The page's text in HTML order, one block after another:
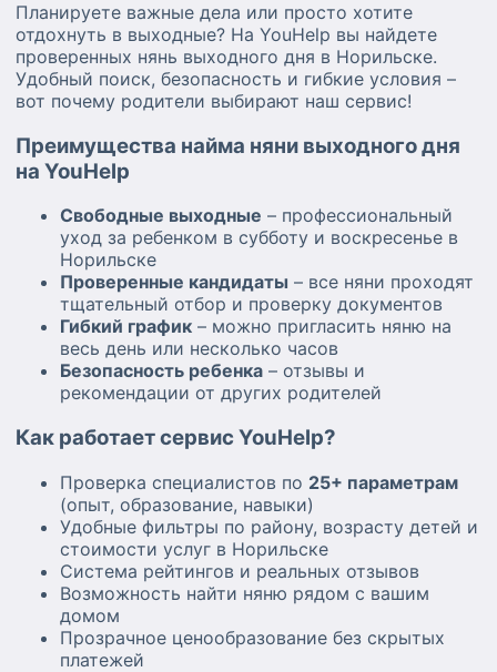
Планируете важные дела или просто хотите
отдохнуть в выходные? На YouHelp вы найдете
проверенных нянь выходного дня в Норильске.
Удобный поиск, безопасность и гибкие условия –
вот почему родители выбирают наш сервис!
Преимущества найма няни выходного дня
на YouHelp
Свободные выходные – профессиональный
уход за ребенком в субботу и воскресенье в
Норильске
Проверенные кандидаты – все няни проходят
тщательный отбор и проверку документов
Гибкий график – можно пригласить няню на
весь день или несколько часов
Безопасность ребенка – отзывы и
рекомендации от других родителей
Как работает сервис YouHelp?
Проверка специалистов по 25+ параметрам
(опыт, образование, навыки)
Удобные фильтры по району, возрасту детей и
стоимости услуг в Норильске
Система рейтингов и реальных отзывов
Возможность найти няню рядом с вашим
домом
Прозрачное ценообразование без скрытых
платежей